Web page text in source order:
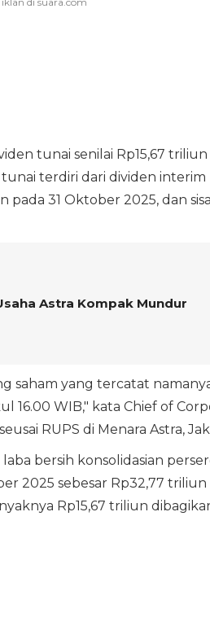
tunai senilai Rp15,67
terdiri dari dividen interim
31 Oktober 2025, dan
Astra Kompak Mundur
saham yang tercatat
16.00 WIB," kata Chief of
RUPS di Menara Astra,
bersih konsolidasian
2025 sebesar Rp32,77
Rp15,67 triliun